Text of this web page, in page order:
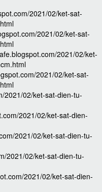
2021/02/ket-sat-
2021/02/ket-sat-
2021/02/ket-
2021/02/ket-sat-
2021/02/ket-sat-dien-tu-
2021/02/ket-sat-dien-
2021/02/ket-sat-dien-tu-
2021/02/ket-sat-dien-tu-
2021/02/ket-sat-dien-